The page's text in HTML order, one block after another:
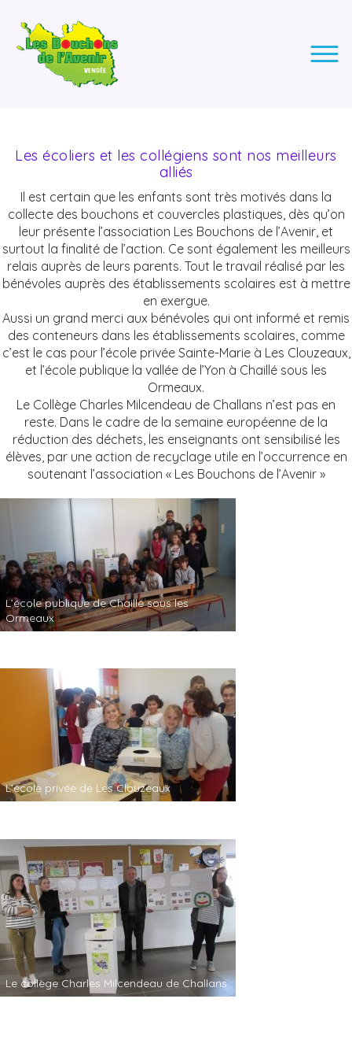
Les écoliers et les collégiens sont nos meilleurs
alliés
Il est certain que les enfants sont très motivés dans la
collecte des bouchons et couvercles plastiques, dès qu’on
leur présente l’association Les Bouchons de l’Avenir, et
surtout la finalité de l’action. Ce sont également les meilleurs
relais auprès de leurs parents. Tout le travail réalisé par les
bénévoles auprès des établissements scolaires est à mettre
en exergue.
Aussi un grand merci aux bénévoles qui ont informé et remis
des conteneurs dans les établissements scolaires, comme
c’est le cas pour l’école privée Sainte-Marie à Les Clouzeaux,
et l’école publique la vallée de l’Yon à Chaillé sous les
Ormeaux.
Le Collège Charles Milcendeau de Challans n’est pas en
reste. Dans le cadre de la semaine européenne de la
réduction des déchets, les enseignants ont sensibilisé les
élèves, par une action de recyclage utile en l’occurrence en
soutenant l’association « Les Bouchons de l’Avenir »
L’école publique de Chaillé sous les
Ormeaux
L’école privée de Les Clouzeaux
Le collège Charles Milcendeau de Challans